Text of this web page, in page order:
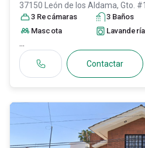
37150 León de los Aldama, Gto.
Campestre,León , Guanajuato,
30472866
3 Recámaras 3 Baños
Mascota Lavandería
...
Contactar